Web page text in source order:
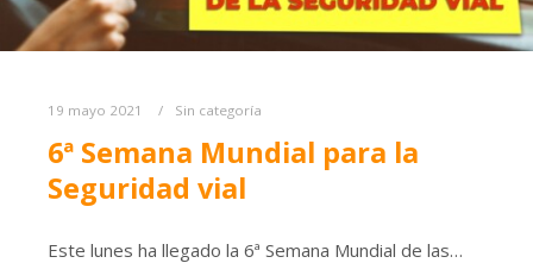
19 mayo 2021 Sin categoría
6ª Semana Mundial para la
Seguridad vial
Este lunes ha llegado la 6ª Semana Mundial de las…